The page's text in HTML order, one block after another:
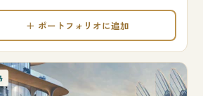
＋ ポートフォリオに追加